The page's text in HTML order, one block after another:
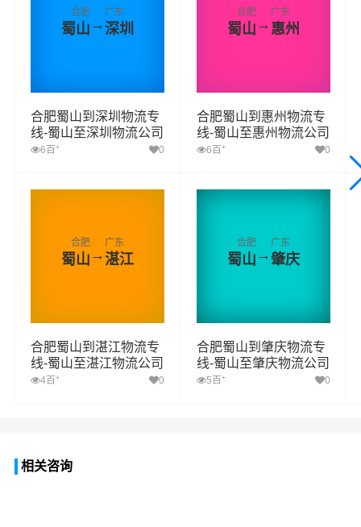
合肥
蜀山 →
广东
深圳
合肥蜀山到深圳物流专
线-蜀山至深圳物流公司
6百 + 0
合肥
蜀山 →
广东
惠州
合肥蜀山到惠州物流专
线-蜀山至惠州物流公司
6百 + 0
合肥
蜀山 →
广东
湛江
合肥蜀山到湛江物流专
线-蜀山至湛江物流公司
4百 + 0
合肥
蜀山 →
广东
肇庆
合肥蜀山到肇庆物流专
线-蜀山至肇庆物流公司
5百 + 0
相关咨询